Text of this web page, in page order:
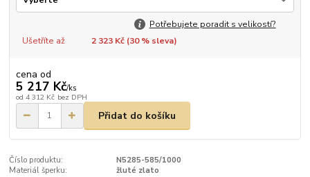
Potřebujete poradit s velikostí?
Ušetříte až
2 323 Kč (30% sleva)
cena od
5 217 Kč/ks
od 4 312 Kč bez DPH
Přidat do košíku
Číslo produktu:
N5285-585/1000
Materiál šperku:
žluté zlato